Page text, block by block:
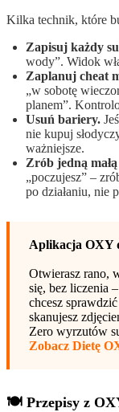
Kilka technik, które
Zapisuj każdy
wody”. Widok
Zaplanuj cheat
„w sobotę
planem”.
Usuń bariery.
nie kupuj
ważniejsze.
Zrób jedną
„poczujesz” –
po działaniu, nie
Aplikacja OXY
Otwierasz rano,
się, bez liczenia
chcesz
skanujesz
Zero wyrzutów
Zobacz Dietę
🍽️ Przepisy z